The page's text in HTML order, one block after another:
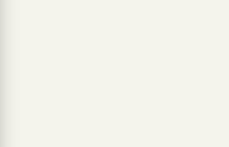
藏页首和侧边栏
出的礼物